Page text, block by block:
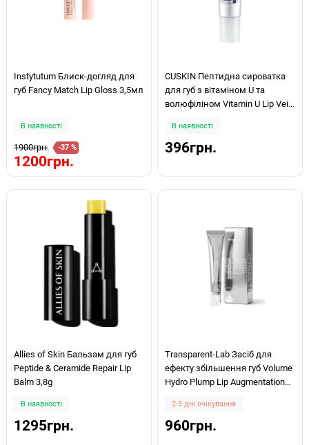
Instytutum Блиск-догляд для
губ Fancy Match Lip Gloss 3,5мл
В наявності
1900грн. -37 %
1200грн.
CUSKIN Пептидна сироватка
для губ з вітаміном U та
волюфіліном Vitamin U Lip Veil
В наявності
396грн.
Allies of Skin Бальзам для губ
Peptide & Ceramide Repair Lip
Balm 3,8g
В наявності
1295грн.
Transparent-Lab Засіб для
ефекту збільшення губ Volume
Hydro Plump Lip Augmentation
2-3 дні очікування
960грн.